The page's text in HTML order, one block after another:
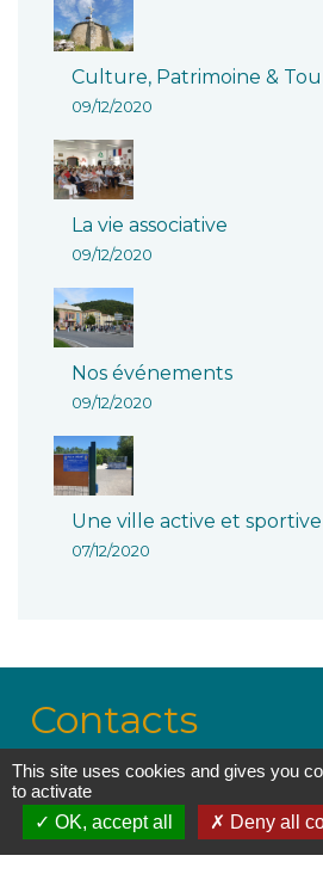
Culture, Patrimoine &
09/12/2020
La vie associative
09/12/2020
Nos événements
09/12/2020
Une ville active et sportive
07/12/2020
Contacts
Mairie de Lavelanet -
Hôtel de Ville - 7, avenue
09300 Lavelanet - FRANCE
+33 5 61 01 53 70
This site uses cookies and gives you
to activate
OK, accept all
Deny all